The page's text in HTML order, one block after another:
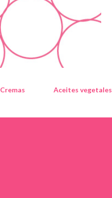
Cremas Aceites vegetales